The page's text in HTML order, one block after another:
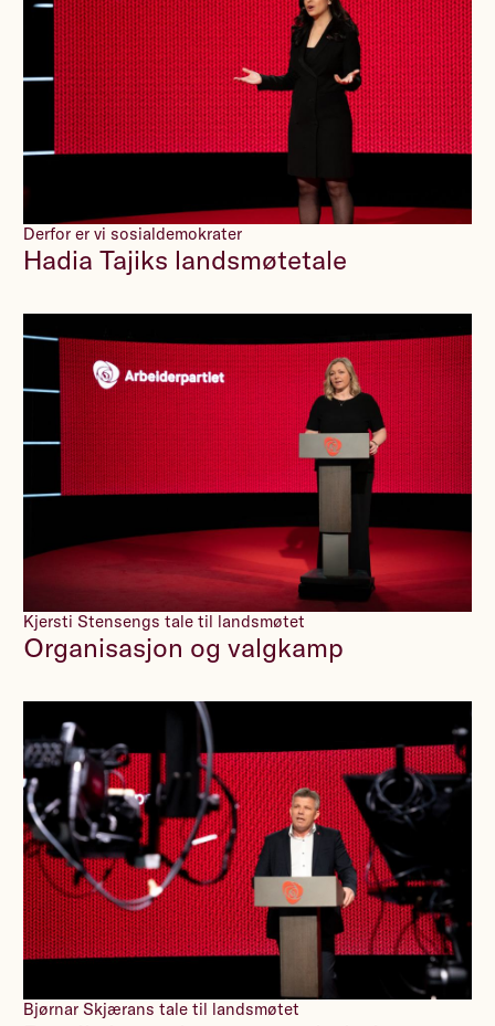
Derfor er vi sosialdemokrater
Hadia Tajiks landsmøtetale
Kjersti Stensengs tale til landsmøtet
Organisasjon og valgkamp
Bjørnar Skjærans tale til landsmøtet